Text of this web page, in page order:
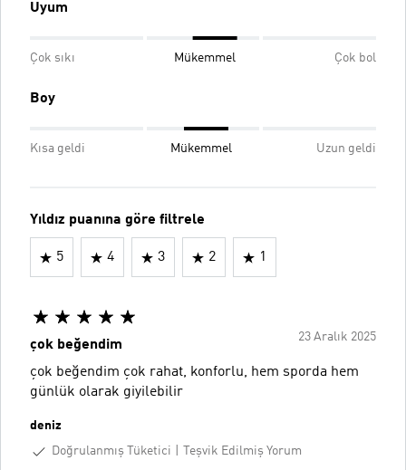
Uyum
Çok sıkı Mükemmel Çok bol
Boy
Kısa geldi Mükemmel Uzun geldi
Yıldız puanına göre filtrele
5 4 3 2 1
23 Aralık 2025
çok beğendim
çok beğendim çok rahat, konforlu, hem sporda hem
günlük olarak giyilebilir
deniz
Doğrulanmış Tüketici
Teşvik Edilmiş Yorum